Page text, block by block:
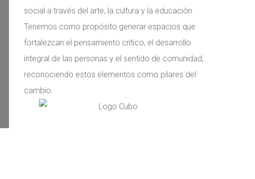
social a través del arte, la cultura y la educación.
Tenemos como propósito generar espacios que
fortalezcan el pensamiento crítico, el desarrollo
integral de las personas y el sentido de comunidad,
reconociendo estos elementos como pilares del
cambio.